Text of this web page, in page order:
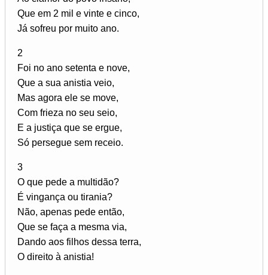
Que em 2 mil e vinte e cinco,
Já sofreu por muito ano.
2
Foi no ano setenta e nove,
Que a sua anistia veio,
Mas agora ele se move,
Com frieza no seu seio,
E a justiça que se ergue,
Só persegue sem receio.
3
O que pede a multidão?
É vingança ou tirania?
Não, apenas pede então,
Que se faça a mesma via,
Dando aos filhos dessa terra,
O direito à anistia!